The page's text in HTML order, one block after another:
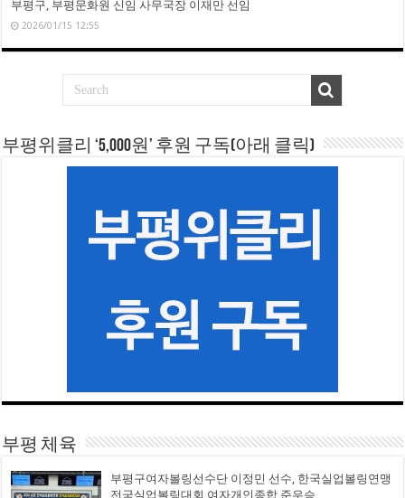
부평구, 부평문화원 신임 사무국장 이재만 선임
2026/01/15 12:55
부평위클리 ‘5,000원’ 후원 구독(아래 클릭)
부평 체육
부평구여자볼링선수단 이정민 선수, 한국실업볼링연맹
전국실업볼링대회 여자개인종합 준우승